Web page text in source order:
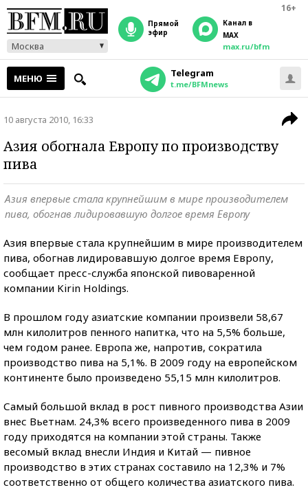
16+
Москва
прямой
эфир
Канал в
MAX
max.ru/bfm
МЕНЮ Telegram
t.me/BFMnews
10 августа 2010, 16:33
Азия обогнала Европу по производству
пива
Азия впервые стала крупнейшим в мире производителем
пива, обогнав лидировавшую долгое время Европу
Азия впервые стала крупнейшим в мире производителем
пива, обогнав лидировавшую долгое время Европу,
сообщает пресс-служба японской пивоваренной
компании Kirin Holdings.
В прошлом году азиатские компании произвели 58,67
млн килолитров пенного напитка, что на 5,5% больше,
чем годом ранее. Европа же, напротив, сократила
производство пива на 5,1%. В 2009 году на европейском
континенте было произведено 55,15 млн килолитров.
Самый большой вклад в рост пивного производства Азии
внес Вьетнам. 24,3% всего произведенного пива в 2009
году приходятся на компании этой страны. Также
весомый вклад внесли Индия и Китай — пивное
производство в этих странах составило на 12,3% и 7%
соответственно от общего количества азиатского пива.